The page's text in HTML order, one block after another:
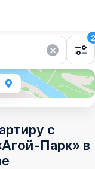
2
с
Парк» в